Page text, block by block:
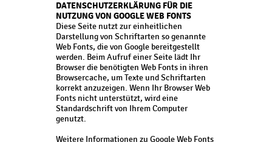
DATENSCHUTZERKLÄRUNG FÜR DIE
NUTZUNG VON GOOGLE WEB FONTS
Diese Seite nutzt zur einheitlichen
Darstellung von Schriftarten so genannte
Web Fonts, die von Google bereitgestellt
werden. Beim Aufruf einer Seite lädt Ihr
Browser die benötigten Web Fonts in ihren
Browsercache, um Texte und Schriftarten
korrekt anzuzeigen. Wenn Ihr Browser Web
Fonts nicht unterstützt, wird eine
Standardschrift von Ihrem Computer
genutzt.
Weitere Informationen zu Google Web Fonts